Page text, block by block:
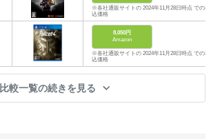
※各社通販サイトの 2024年11月28日時点 での税
込価格
8,050円
Amazon
※各社通販サイトの 2024年11月28日時点 での税
込価格
比較一覧の続きを見る